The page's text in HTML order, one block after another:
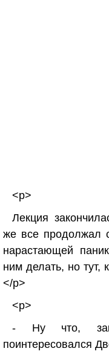
<p>
Лекция
же все продолжал
нарастающей
ним делать, но тут,
</p>
<p>
- Ну что,
поинтересовался